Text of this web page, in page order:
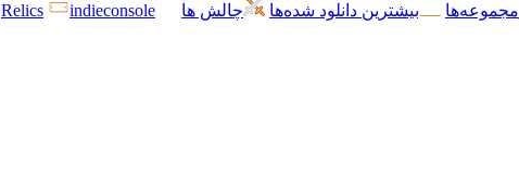
مجموعه‌ها بیشترین دانلود شده‌ها چالش ها Relics indieconsole